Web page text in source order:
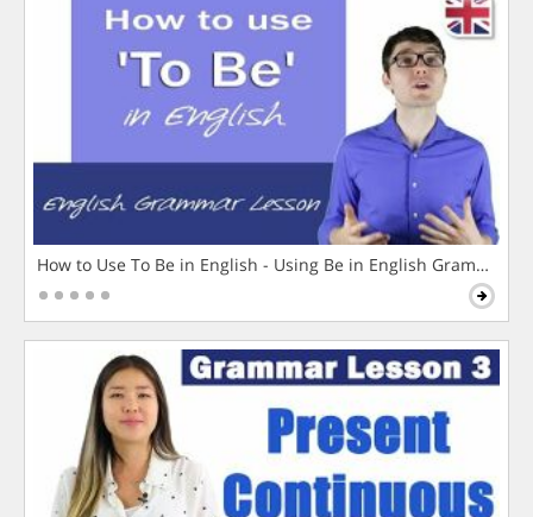
How to Use To Be in English - Using Be in English Grammar